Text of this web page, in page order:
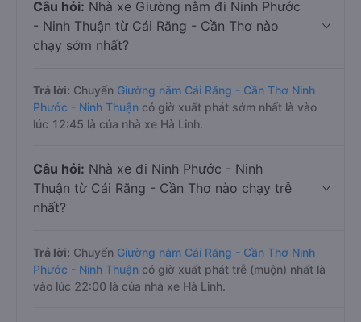
Câu hỏi: Nhà xe Giường nằm đi Ninh Phước
- Ninh Thuận từ Cái Răng - Cần Thơ nào
chạy sớm nhất?
Trả lời: Chuyến Giường nằm Cái Răng - Cần Thơ Ninh
Phước - Ninh Thuận có giờ xuất phát sớm nhất là vào
lúc 12:45 là của nhà xe Hà Linh.
Câu hỏi: Nhà xe đi Ninh Phước - Ninh
Thuận từ Cái Răng - Cần Thơ nào chạy trễ
nhất?
Trả lời: Chuyến Giường nằm Cái Răng - Cần Thơ Ninh
Phước - Ninh Thuận có giờ xuất phát trễ (muộn) nhất là
vào lúc 22:00 là của nhà xe Hà Linh.